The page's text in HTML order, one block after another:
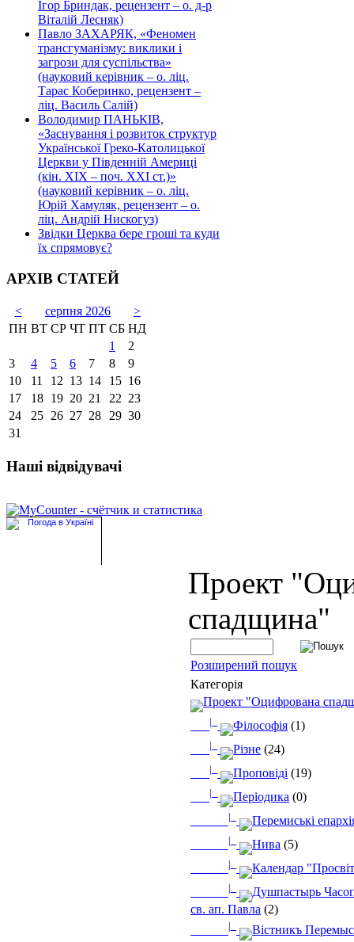
Ігор Бриндак, рецензент – о. д-р
Віталій Лесняк)
Павло ЗАХАРЯК, «Феномен
трансгуманізму: виклики і
загрози для суспільства»
(науковий керівник – о. ліц.
Тарас Коберинко, рецензент –
ліц. Василь Салій)
Володимир ПАНЬКІВ,
«Заснування і розвиток структур
Української Греко-Католицької
Церкви у Південній Америці
(кін. ХІХ – поч. ХХІ ст.)»
(науковий керівник – о. ліц.
Юрій Хамуляк, рецензент – о.
ліц. Андрій Нискогуз)
Звідки Церква бере гроші та куди
їх спрямовує?
АРХІВ СТАТЕЙ
< серпня 2026
>
ПН ВТ СР ЧТ ПТ СБ НД
1
2
3
4 5 6 7 8
9
10
11 12 13 14 15 16
17
18 19 20 21 22 23
24
25 26 27 28 29 30
31
Наші відвідувачі
Проект
спадщина"
Розширений пошук
Категорія
Проект "Оцифрована
|_ Філософія (1)
|_ Різне (24)
|_ Проповіді (19)
|_ Періодика (0)
|_ Перемиські
|_ Нива (5)
|_ Календар
|_
Душпастырь
св. ап. Павла (2)
|_ Вістникъ